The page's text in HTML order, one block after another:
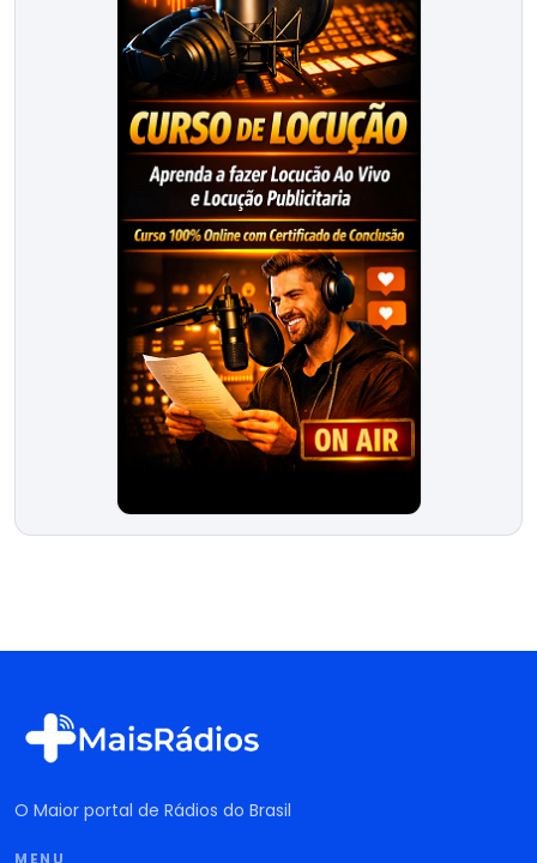
O Maior portal de Rádios do Brasil